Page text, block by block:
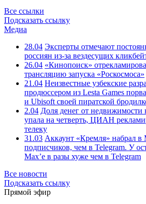
Все ссылки
Подсказать ссылку
Медиа
28.04 Эксперты отмечают
россиян из-за вездесущих
26.04 «Кинопоиск»
трансляцию запуска «Роскосмоса»
21.04 Неизвестные узбекские
продюссером из Lesta Games
и Ubisoft своей пиратской
2.04 Доля денег от
упала на четверть, ЦИАН
телеку
31.03 Аккаунт «Кремля» набрал в
подписчиков, чем в Telegram. У
Max’е в разы хуже чем в Telegram
Все новости
Подсказать ссылку
Прямой эфир